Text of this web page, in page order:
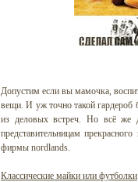
Допустим если вы мамочка,
вещи. И уж точно такой гардероб
из деловых встреч. Но всё же
представительницам
фирмы nordlands.
Классические майки или футболки